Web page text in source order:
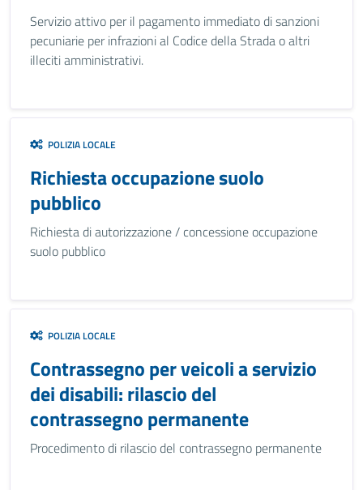
Servizio attivo per il pagamento immediato di sanzioni
pecuniarie per infrazioni al Codice della Strada o altri
illeciti amministrativi.
POLIZIA LOCALE
Richiesta occupazione suolo
pubblico
Richiesta di autorizzazione / concessione occupazione
suolo pubblico
POLIZIA LOCALE
Contrassegno per veicoli a servizio
dei disabili: rilascio del
contrassegno permanente
Procedimento di rilascio del contrassegno permanente